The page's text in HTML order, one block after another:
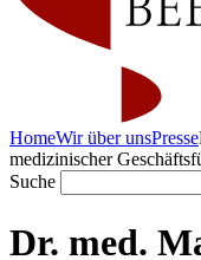
HomeWir über unsPresse
medizinischer
Suche
Dr. med.